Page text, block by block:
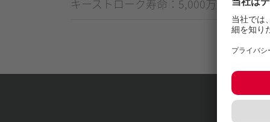
キーストローク寿命：5,000万回